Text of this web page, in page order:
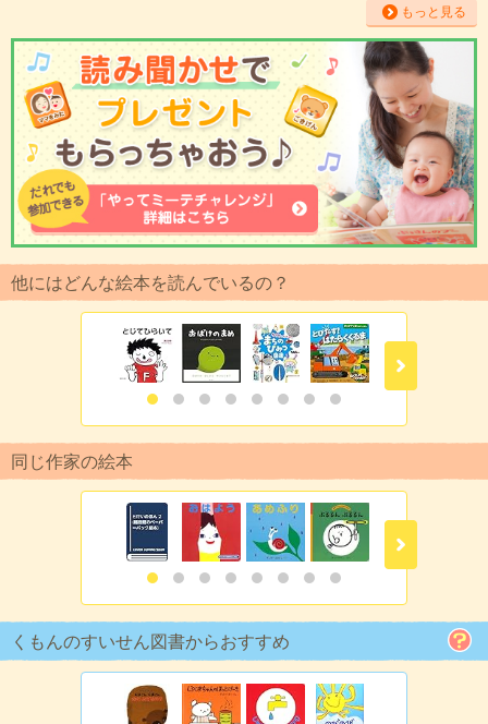
もっと見る
他にはどんな絵本を読んでいるの？
同じ作家の絵本
くもんのすいせん図書からおすすめ